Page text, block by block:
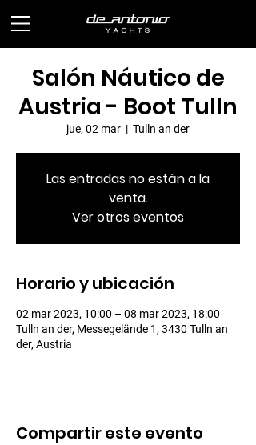
Salón Náutico de
Austria - Boot Tulln
jue, 02 mar
  |
Tulln an der
Las entradas no están a la
venta.
Ver otros eventos
Horario y ubicación
02 mar 2023, 10:00 – 08 mar 2023, 18:00
Tulln an der, Messegelände 1, 3430 Tulln an
der, Austria
Compartir este evento